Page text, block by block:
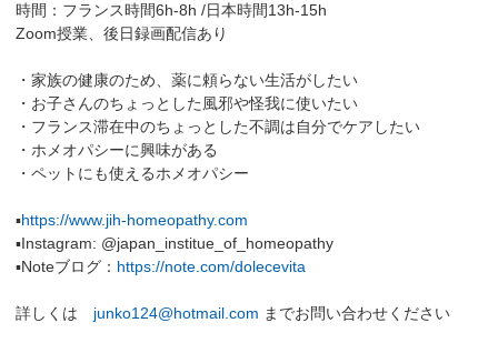
時間：フランス時間6h-8h /日本時間13h-15h
Zoom授業、後日録画配信あり
・家族の健康のため、薬に頼らない生活がしたい
・お子さんのちょっとした風邪や怪我に使いたい
・フランス滞在中のちょっとした不調は自分でケアしたい
・ホメオパシーに興味がある
・ペットにも使えるホメオパシー
▪️https://www.jih-homeopathy.com
▪️Instagram: @japan_institue_of_homeopathy
▪️Noteブログ： https://note.com/dolecevita
詳しくは junko124@hotmail.com までお問い合わせください